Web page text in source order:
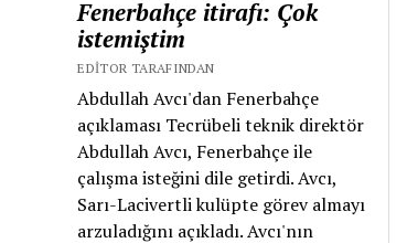
Fenerbahçe itirafı: Çok
istemiştim
EDITOR TARAFINDAN
Abdullah Avcı'dan Fenerbahçe
açıklaması Tecrübeli teknik direktör
Abdullah Avcı, Fenerbahçe ile
çalışma isteğini dile getirdi. Avcı,
Sarı-Lacivertli kulüpte görev almayı
arzuladığını açıkladı. Avcı'nın